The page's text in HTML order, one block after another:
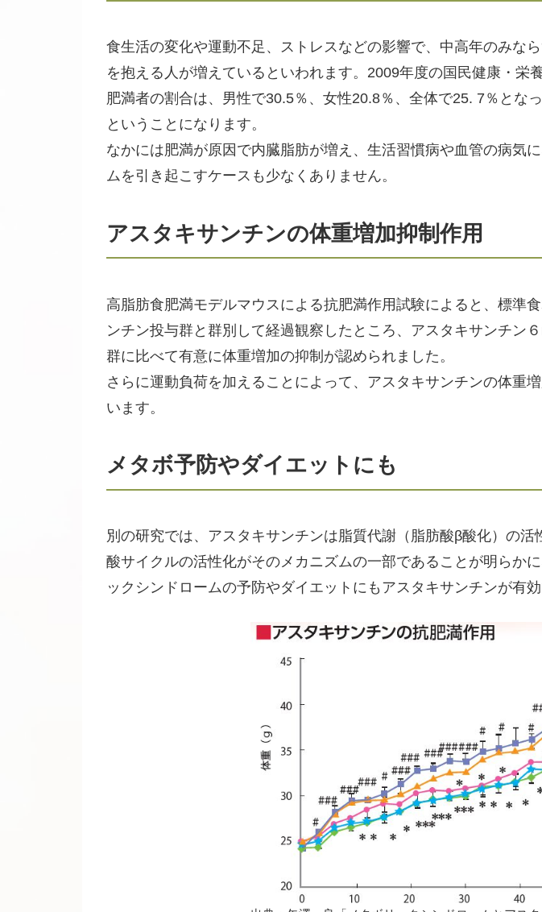
食生活の変化や運動不足、ストレスなどの影響で、中高年のみな
を抱える人が増えているといわれます。2009年度の国民健康・栄
肥満者の割合は、男性で30.5％、女性20.8％、全体で25. 7％とな
ということになります。
なかには肥満が原因で内臓脂肪が増え、生活習慣病や血管の病気
ムを引き起こすケースも少なくありません。
アスタキサンチンの体重増加抑制作用
高脂肪食肥満モデルマウスによる抗肥満作用試験によると、標準
ンチン投与群と群別して経過観察したところ、アスタキサンチン
群に比べて有意に体重増加の抑制が認められました。
さらに運動負荷を加えることによって、アスタキサンチンの体重
います。
メタボ予防やダイエットにも
別の研究では、アスタキサンチンは脂質代謝（脂肪酸β酸化）の
酸サイクルの活性化がそのメカニズムの一部であることが明らか
ックシンドロームの予防やダイエットにもアスタキサンチンが有